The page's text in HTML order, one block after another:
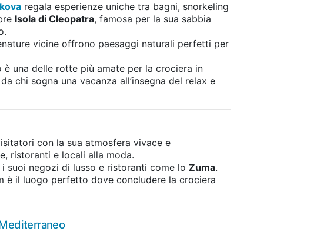
regala esperienze uniche tra bagni, snorkeling
Isola di Cleopatra, famosa per la sua sabbia
vicine offrono paesaggi naturali perfetti per
è una delle rotte più amate per la crociera in
chi sogna una vacanza all’insegna del relax e
con la sua atmosfera vivace e
ristoranti e locali alla moda.
suoi negozi di lusso e ristoranti come lo Zuma.
è il luogo perfetto dove concludere la crociera